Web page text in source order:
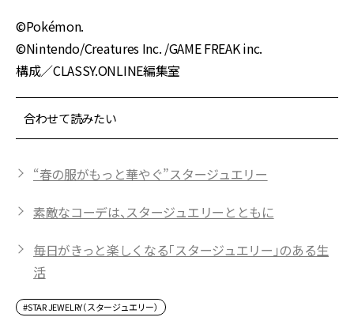
©Pokémon.
©Nintendo/Creatures Inc. /GAME FREAK inc.
構成／CLASSY.ONLINE編集室
合わせて読みたい
“春の服がもっと華やぐ”スタージュエリー
素敵なコーデは、スタージュエリーとともに
毎日がきっと楽しくなる「スタージュエリー」のある生
活
#STAR JEWELRY（スタージュエリー）